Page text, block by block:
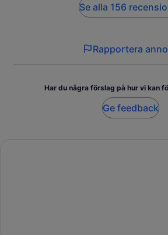
Se alla 156
Rapportera
Har du några förslag på hur vi kan
Ge feedback